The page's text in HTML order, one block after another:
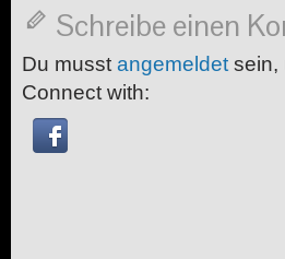
Schreibe einen
Du musst angemeldet sein,
Connect with: